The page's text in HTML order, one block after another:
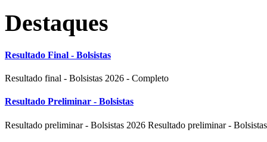
Destaques
Resultado Final - Bolsistas
Resultado final - Bolsistas 2026 - Completo
Resultado Preliminar - Bolsistas
Resultado preliminar - Bolsistas 2026 Resultado preliminar -